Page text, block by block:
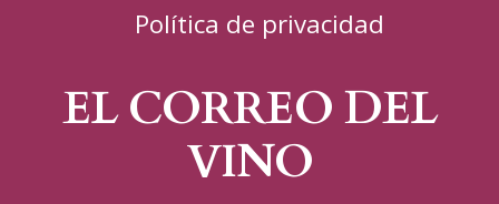
Política de privacidad
EL CORREO DEL
VINO